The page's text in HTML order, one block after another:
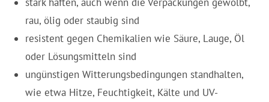
rau, ölig oder staubig sind
resistent gegen Chemikalien wie Säure, Lauge, Öl
oder Lösungsmitteln sind
ungünstigen Witterungsbedingungen standhalten,
wie etwa Hitze, Feuchtigkeit, Kälte und UV-